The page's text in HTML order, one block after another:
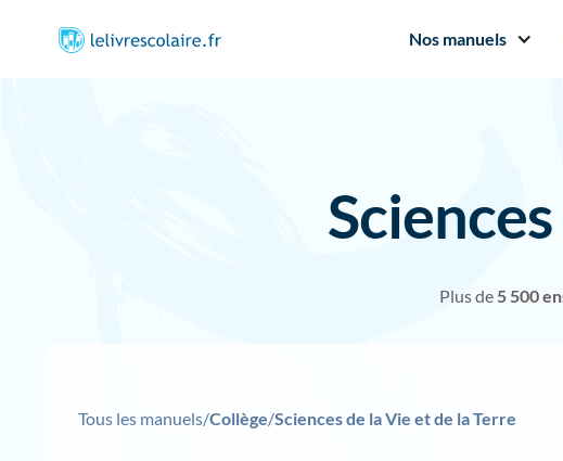
Nos manuels
Plus de5 500
Tous les manuels/Collège/Sciences de la Vie et de la Terre